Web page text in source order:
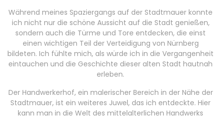
Während meines Spaziergangs auf der Stadtmauer konnte
ich nicht nur die schöne Aussicht auf die Stadt genießen,
sondern auch die Türme und Tore entdecken, die einst
einen wichtigen Teil der Verteidigung von Nürnberg
bildeten. Ich fühlte mich, als würde ich in die Vergangenheit
eintauchen und die Geschichte dieser alten Stadt hautnah
erleben.
Der Handwerkerhof, ein malerischer Bereich in der Nähe der
Stadtmauer, ist ein weiteres Juwel, das ich entdeckte. Hier
kann man in die Welt des mittelalterlichen Handwerks